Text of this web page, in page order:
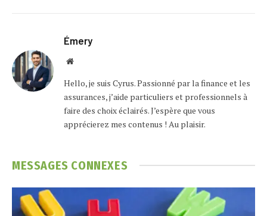
Émery
Website
Hello, je suis Cyrus. Passionné par la finance et les
assurances, j’aide particuliers et professionnels à
faire des choix éclairés. J’espère que vous
apprécierez mes contenus ! Au plaisir.
MESSAGES CONNEXES